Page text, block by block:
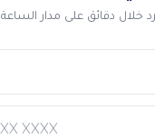
خلال دقائق على مدار الساعة